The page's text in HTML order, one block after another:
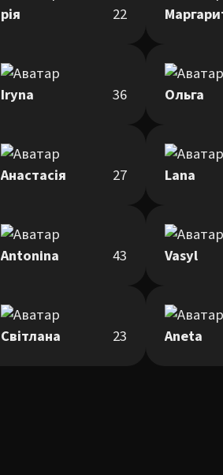
рія 22
Iryna 36 Ольга
Анастасія 27 Lana
Antonina 43 Vasyl
Світлана 23 Aneta